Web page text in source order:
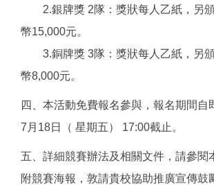
2.銀牌獎 2隊：獎狀每人乙紙，另頒
幣15,000元。
3.銅牌獎 3隊：獎狀每人乙紙，另頒
幣8,000元。
四、本活動免費報名參與，報名期間自
7月18日（ 星期五） 17:00截止。
五、詳細競賽辦法及相關文件，請參閱
附競賽海報，敦請貴校協助推廣宣傳鼓